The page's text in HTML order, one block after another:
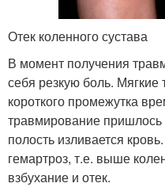
Отек коленного сустава
В момент получения
себя резкую боль. Мягкие
короткого промежутка
травмирование пришлось
полость изливается
гемартроз, т.е. выше
взбухание и отек.